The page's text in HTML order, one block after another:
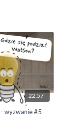
22:57
wyzwanie #5